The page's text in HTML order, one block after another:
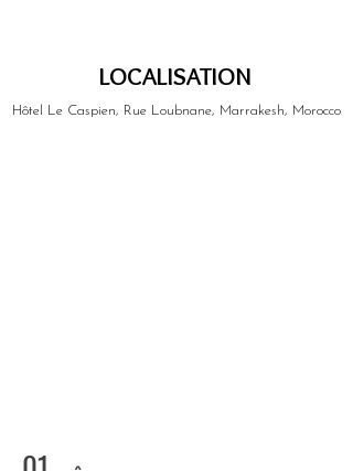
LOCALISATION
Hôtel Le Caspien, Rue Loubnane, Marrakesh, Morocco